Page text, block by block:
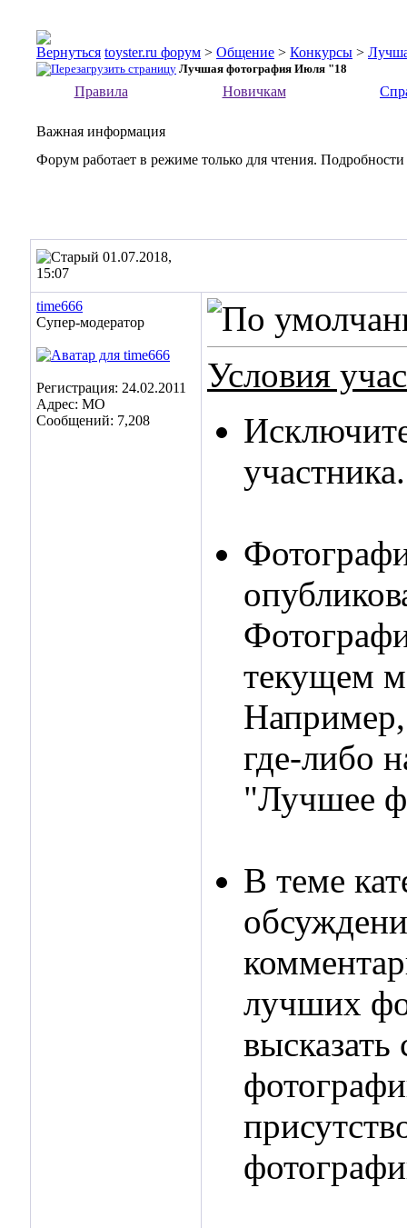
toyster.ru форум > Общение > Конкурсы >
Лучшая фотография Июля "18
Правила Новичкам
Важная информация
Форум работает в режиме только для чтения.
01.07.2018,
15:07
time666
Супер-модератор
Регистрация: 24.02.2011
Адрес: МО
Сообщений: 7,208
Условия
участника.
текущем
Например,
где-либо
"Лучшее
В теме
лучших